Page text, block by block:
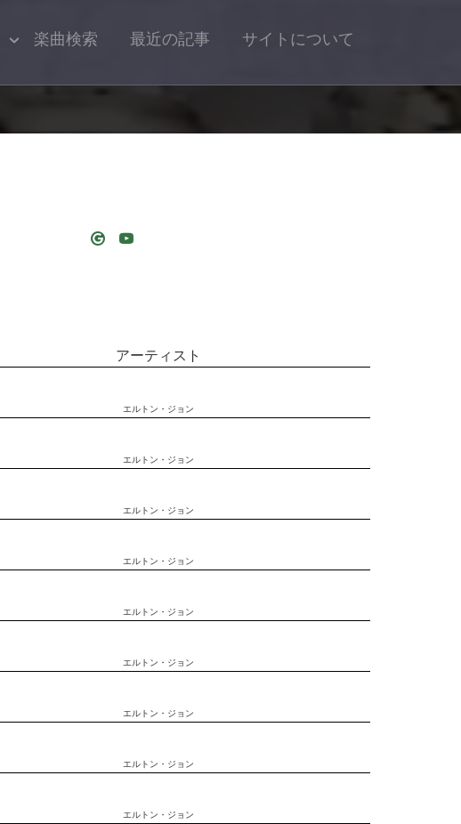
楽曲検索 最近の記事 サイトについて
アーティスト
エルトン・ジョン
エルトン・ジョン
エルトン・ジョン
エルトン・ジョン
エルトン・ジョン
エルトン・ジョン
エルトン・ジョン
エルトン・ジョン
エルトン・ジョン